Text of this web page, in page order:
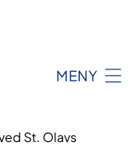
MENY
St. Olavs